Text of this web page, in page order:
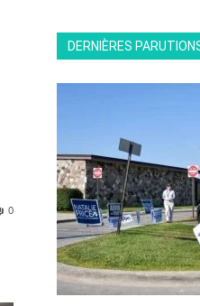
0
DERNIÈRES